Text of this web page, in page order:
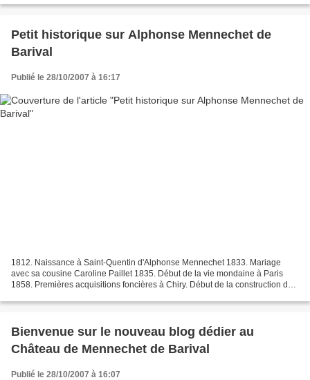
Petit historique sur Alphonse Mennechet de
Barival
Publié le 28/10/2007 à 16:17
1812. Naissance à Saint-Quentin d'Alphonse Mennechet 1833. Mariage
avec sa cousine Caroline Paillet 1835. Début de la vie mondaine à Paris
1858. Premières acquisitions foncières à Chiry. Début de la construction des
Bienvenue sur le nouveau blog dédier au
Château de Mennechet de Barival
Publié le 28/10/2007 à 16:07